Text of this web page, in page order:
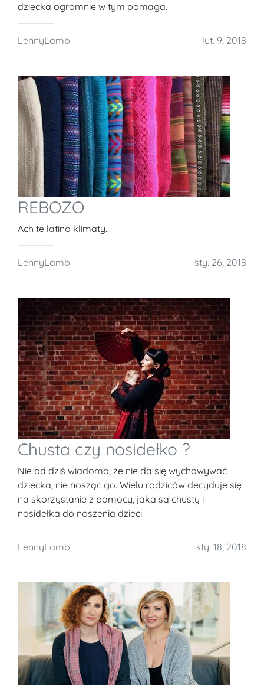
dziecka ogromnie w tym pomaga.
LennyLamb lut. 9, 2018
REBOZO
Ach te latino klimaty…
LennyLamb sty. 26, 2018
Chusta czy nosidełko ?
Nie od dziś wiadomo, że nie da się wychowywać
dziecka, nie nosząc go. Wielu rodziców decyduje się
na skorzystanie z pomocy, jaką są chusty i
nosidełka do noszenia dzieci.
LennyLamb sty. 18, 2018